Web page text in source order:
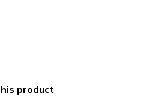
product